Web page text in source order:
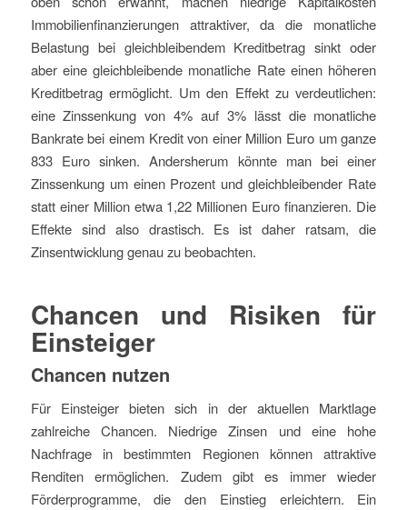
Immobilienfinanzierungen attraktiver, da die monatliche
Belastung bei gleichbleibendem Kreditbetrag sinkt oder
aber eine gleichbleibende monatliche Rate einen höheren
Kreditbetrag ermöglicht. Um den Effekt zu verdeutlichen:
eine Zinssenkung von 4% auf 3% lässt die monatliche
Bankrate bei einem Kredit von einer Million Euro um ganze
833 Euro sinken. Andersherum könnte man bei einer
Zinssenkung um einen Prozent und gleichbleibender Rate
statt einer Million etwa 1,22 Millionen Euro finanzieren. Die
Effekte sind also drastisch. Es ist daher ratsam, die
Zinsentwicklung genau zu beobachten.
Chancen und Risiken für
Einsteiger
Chancen nutzen
Für Einsteiger bieten sich in der aktuellen Marktlage
zahlreiche Chancen. Niedrige Zinsen und eine hohe
Nachfrage in bestimmten Regionen können attraktive
Renditen ermöglichen. Zudem gibt es immer wieder
Förderprogramme, die den Einstieg erleichtern. Ein